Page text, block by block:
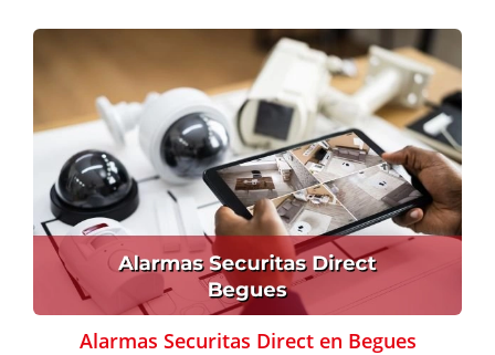
Alarmas Securitas Direct en Begues